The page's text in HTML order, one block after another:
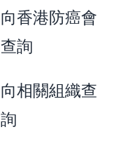
向香港防癌會
查詢
向相關組織查
詢